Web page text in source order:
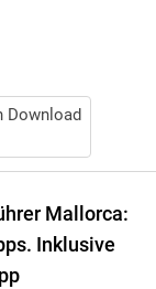
Download
Mallorca:
Inklusive